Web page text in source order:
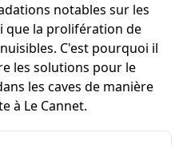
notables sur les
que la prolifération de
C'est pourquoi il
les solutions pour le
les caves de manière
à Le Cannet.